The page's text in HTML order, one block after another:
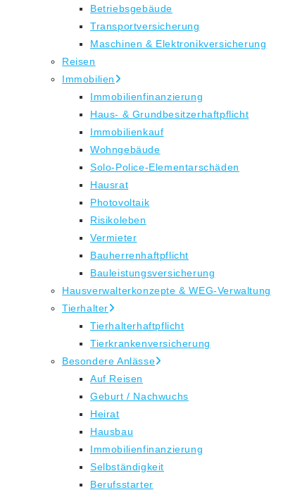
Betriebsgebäude
Transportversicherung
Maschinen & Elektronikversicherung
Reisen
Immobilien
Immobilienfinanzierung
Haus- & Grundbesitzerhaftpflicht
Immobilienkauf
Wohngebäude
Solo-Police-Elementarschäden
Hausrat
Photovoltaik
Risikoleben
Vermieter
Bauherrenhaftpflicht
Bauleistungsversicherung
Hausverwalterkonzepte & WEG-Verwaltung
Tierhalter
Tierhalterhaftpflicht
Tierkrankenversicherung
Besondere Anlässe
Auf Reisen
Geburt / Nachwuchs
Heirat
Hausbau
Immobilienfinanzierung
Selbständigkeit
Berufsstarter